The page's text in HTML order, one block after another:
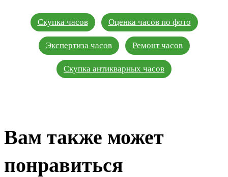
Скупка часов Оценка часов по фото
Экспертиза часов Ремонт часов
Скупка антикварных часов
Вам также может
понравиться